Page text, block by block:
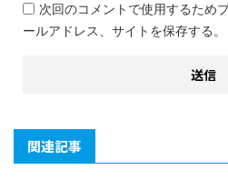
次回のコメントで使用するため
ールアドレス、サイトを保存する。
関連記事